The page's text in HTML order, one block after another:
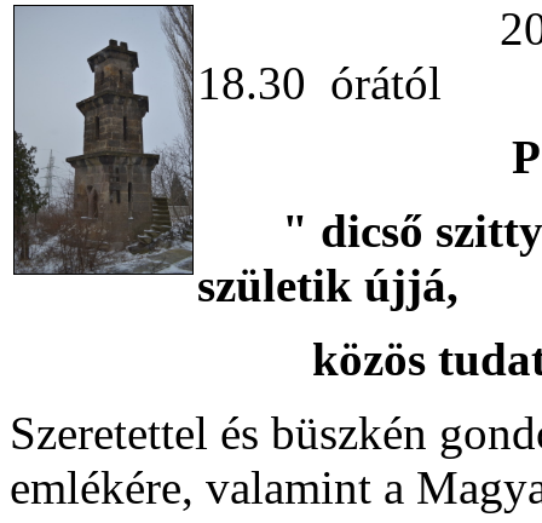
2025. év
18.30 órától
" dicső
születik újjá,
közös tudati
Szeretettel és büszkén
emlékére, valamint a